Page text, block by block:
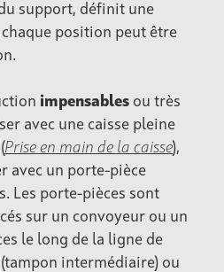
support, définit une
position peut être
impensables ou très
avec une caisse pleine
(Prise en main de la caisse),
avec un porte-pièce
Les porte-pièces sont
sur un convoyeur ou un
le long de la ligne de
intermédiaire) ou